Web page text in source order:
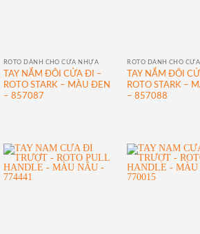
ROTO DÀNH CHO CỬA NHỰA
TAY NẮM ĐÔI CỬA ĐI –
ROTO STARK – MÀU ĐEN
– 857087
ROTO DÀNH CHO
TAY NẮM ĐÔI
ROTO STARK –
– 857088